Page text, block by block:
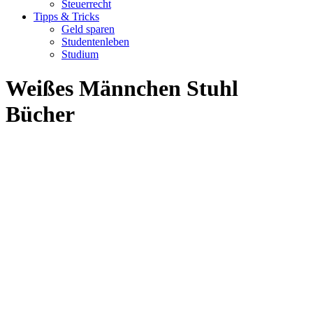
Steuerrecht
Tipps & Tricks
Geld sparen
Studentenleben
Studium
Weißes Männchen Stuhl
Bücher